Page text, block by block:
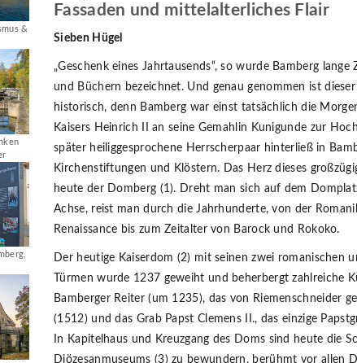
&
Fassaden und mittelalterliches Flair
Sieben Hügel
„Geschenk eines Jahrtausends“, so wurde Bamberg
und Büchern bezeichnet. Und genau genommen ist
historisch, denn Bamberg war einst tatsächlich die
Kaisers Heinrich II an seine Gemahlin Kunigunde zur
später heiliggesprochene Herrscherpaar hinterließ in
Kirchenstiftungen und Klöstern. Das Herz dieses
heute der Domberg (1). Dreht man sich auf dem
Achse, reist man durch die Jahrhunderte, von der
Renaissance bis zum Zeitalter von Barock und Rokoko.
Der heutige Kaiserdom (2) mit seinen zwei romanischen
Türmen wurde 1237 geweiht und beherbergt zahlreiche
Bamberger Reiter (um 1235), das von Riemenschneider
(1512) und das Grab Papst Clemens II., das einzige
In Kapitelhaus und Kreuzgang des Doms sind heute die
Diözesanmuseums (3) zu bewundern, berühmt vor allen